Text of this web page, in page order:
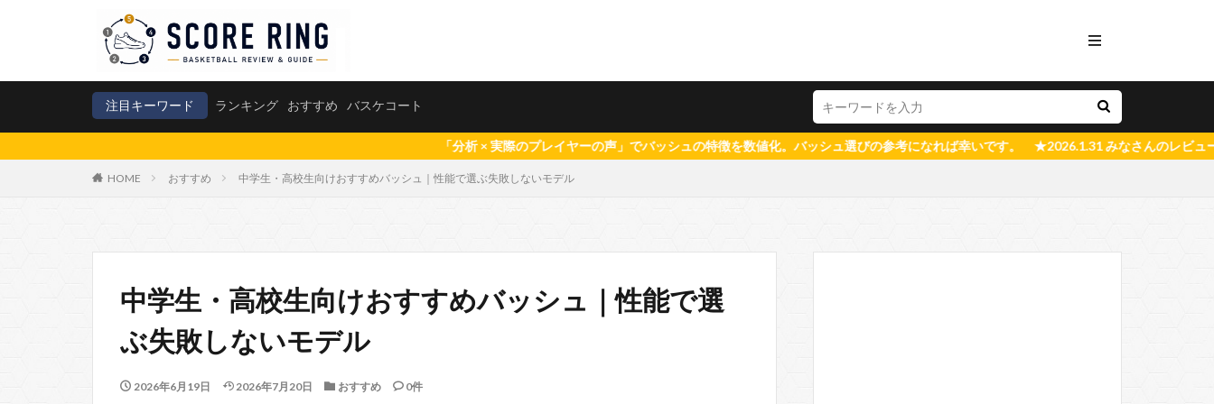
注目キーワード ランキング おすすめ バスケコート
「分析 × 実際のプレイヤーの声」でバッシュの特徴を数値化。バッシュ選びの参考になれば幸いです。 ★2026.1.31 みなさんのレビューの影響度を表示する機
HOME おすすめ 中学生・高校生向けおすすめバッシュ｜性能で選ぶ失敗しないモデル
中学生・高校生向けおすすめバッシュ｜性能で選
ぶ失敗しないモデル
2026年6月19日 2026年7月20日 おすすめ 0件